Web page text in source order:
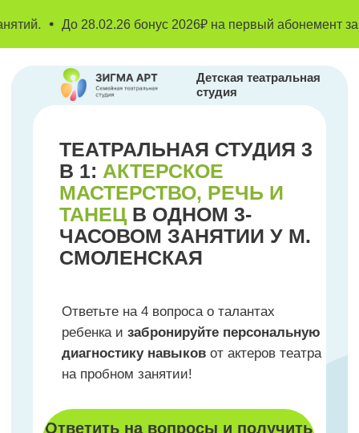
До 28.02.26 бонус 2026₽ на первый абонемент занятий.
ТЕАТРАЛЬНАЯ СТУДИЯ 3
ТАНЕЦВ ОДНОМ 3-
ЧАСОВОМ ЗАНЯТИИ У М.
СМОЛЕНСКАЯ
Более 250 семей видят
и поведении уже через 6−8
студия
Ответьте на 4 вопроса о талантах
ребенка изабронируйте персональную
диагностику навыковот актеров театра
на пробном занятии!
Ответить на вопросы и получить
диагностику навыков!